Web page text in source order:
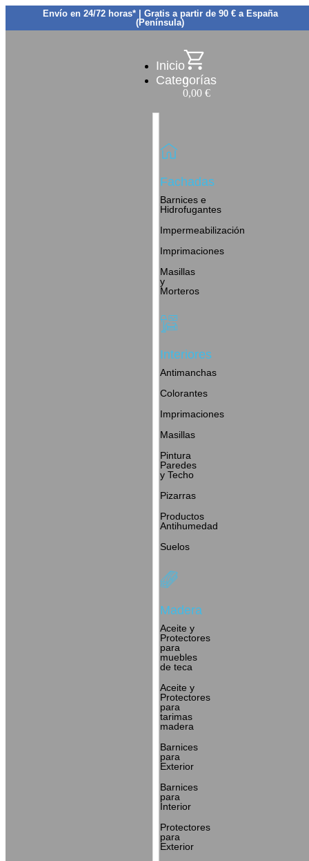
Envío en 24/72 horas* | Gratis a partir de 90 € a España
(Península)
Inicio
Categorías
Fachadas
Barnices e
Hidrofugantes
Impermeabilización
Imprimaciones
Masillas
y
Morteros
Interiores
Antimanchas
Colorantes
Imprimaciones
Masillas
Pintura
Paredes
y Techo
Pizarras
Productos
Antihumedad
Suelos
Madera
Aceite y
Protectores
para
muebles
de teca
Aceite y
Protectores
para
tarimas
madera
Barnices
para
Exterior
Barnices
para
Interior
Protectores
para
Exterior
0
0,00€